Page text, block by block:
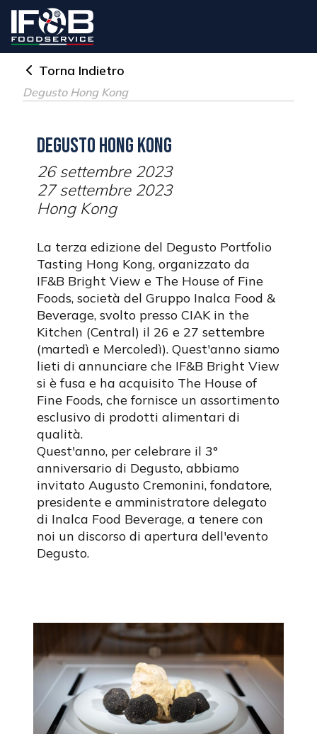
Torna Indietro
Degusto Hong Kong
Degusto Hong Kong
26 settembre 2023
27 settembre 2023
Hong Kong
La terza edizione del Degusto Portfolio
Tasting Hong Kong, organizzato da
IF&B Bright View e The House of Fine
Foods, società del Gruppo Inalca Food &
Beverage, svolto presso CIAK in the
Kitchen (Central) il 26 e 27 settembre
(martedì e Mercoledì). Quest'anno siamo
lieti di annunciare che IF&B Bright View
si è fusa e ha acquisito The House of
Fine Foods, che fornisce un assortimento
esclusivo di prodotti alimentari di
qualità.
Quest'anno, per celebrare il 3°
anniversario di Degusto, abbiamo
invitato Augusto Cremonini, fondatore,
presidente e amministratore delegato
di Inalca Food Beverage, a tenere con
noi un discorso di apertura dell'evento
Degusto.